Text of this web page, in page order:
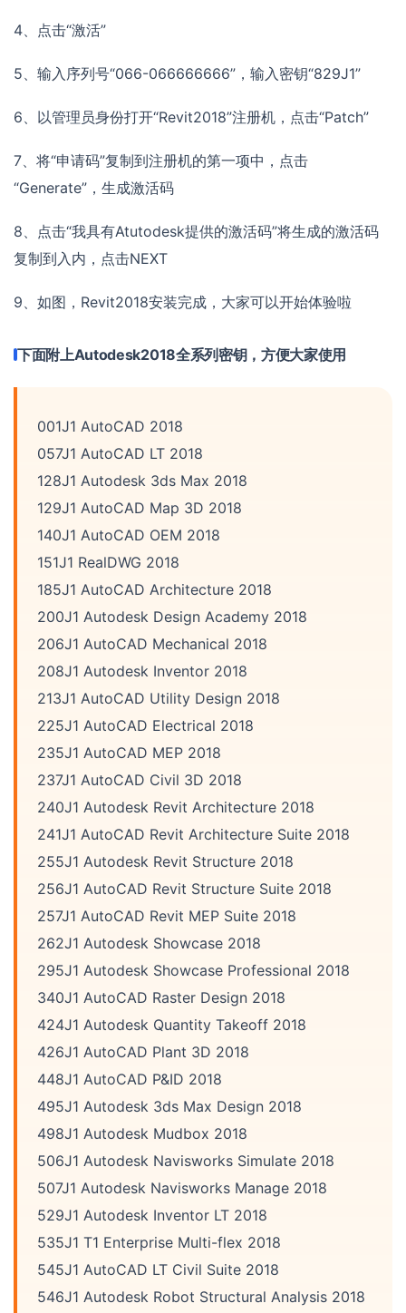
4、点击“激活”
5、输入序列号“066-066666666”，输入密钥“829J1”
6、以管理员身份打开“Revit2018”注册机，点击“Patch”
7、将“申请码”复制到注册机的第一项中，点击
“Generate”，生成激活码
8、点击“我具有Atutodesk提供的激活码”将生成的激活码
复制到入内，点击NEXT
9、如图，Revit2018安装完成，大家可以开始体验啦
下面附上Autodesk2018全系列密钥，方便大家使用
001J1 AutoCAD 2018
057J1 AutoCAD LT 2018
128J1 Autodesk 3ds Max 2018
129J1 AutoCAD Map 3D 2018
140J1 AutoCAD OEM 2018
151J1 RealDWG 2018
185J1 AutoCAD Architecture 2018
200J1 Autodesk Design Academy 2018
206J1 AutoCAD Mechanical 2018
208J1 Autodesk Inventor 2018
213J1 AutoCAD Utility Design 2018
225J1 AutoCAD Electrical 2018
235J1 AutoCAD MEP 2018
237J1 AutoCAD Civil 3D 2018
240J1 Autodesk Revit Architecture 2018
241J1 AutoCAD Revit Architecture Suite 2018
255J1 Autodesk Revit Structure 2018
256J1 AutoCAD Revit Structure Suite 2018
257J1 AutoCAD Revit MEP Suite 2018
262J1 Autodesk Showcase 2018
295J1 Autodesk Showcase Professional 2018
340J1 AutoCAD Raster Design 2018
424J1 Autodesk Quantity Takeoff 2018
426J1 AutoCAD Plant 3D 2018
448J1 AutoCAD P&ID 2018
495J1 Autodesk 3ds Max Design 2018
498J1 Autodesk Mudbox 2018
506J1 Autodesk Navisworks Simulate 2018
507J1 Autodesk Navisworks Manage 2018
529J1 Autodesk Inventor LT 2018
535J1 T1 Enterprise Multi-flex 2018
545J1 AutoCAD LT Civil Suite 2018
546J1 Autodesk Robot Structural Analysis 2018